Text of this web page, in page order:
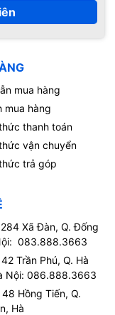
mua hàng
mua hàng
thanh toán
vận chuyển
trả góp
Xã Đàn, Q. Đống
083.888.3663
Trần Phú, Q. Hà
Nội: 086.888.3663
Hồng Tiến, Q.
Hà